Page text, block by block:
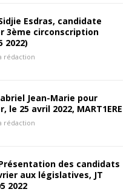
Esdras, candidate
3ème circonscription
2022)
rédaction
Jean-Marie pour
le 25 avril 2022, MART1ERE
rédaction
des candidats
aux législatives, JT
2022